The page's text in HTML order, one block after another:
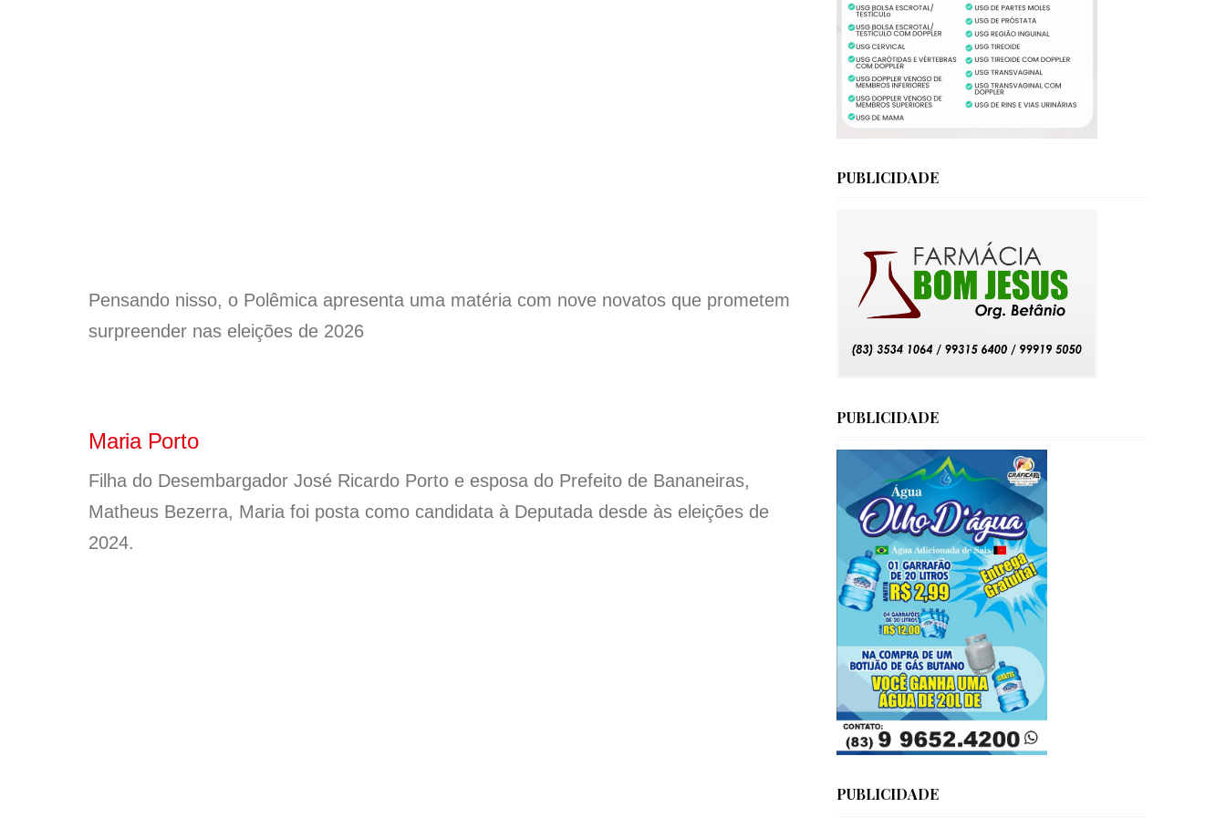
Pensando nisso, o Polêmica apresenta uma matéria com nove novatos que prometem
surpreender nas eleições de 2026
Maria Porto
Filha do Desembargador José Ricardo Porto e esposa do Prefeito de Bananeiras,
Matheus Bezerra, Maria foi posta como candidata à Deputada desde às eleições de
2024.
PUBLICIDADE
PUBLICIDADE
PUBLICIDADE